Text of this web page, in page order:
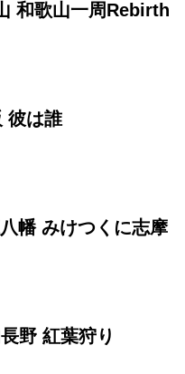
和歌山一周Rebirth
彼は誰
幡 みけつくに志摩
野 紅葉狩り